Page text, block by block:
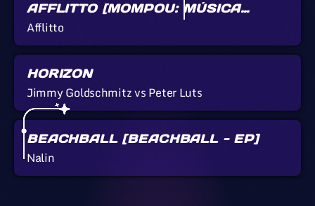
AFFLITTO [MOMPOU: MÚSICA
CALLADA]
Afflitto
HORIZON
Jimmy Goldschmitz vs Peter Luts
BEACHBALL [BEACHBALL - EP]
Nalin